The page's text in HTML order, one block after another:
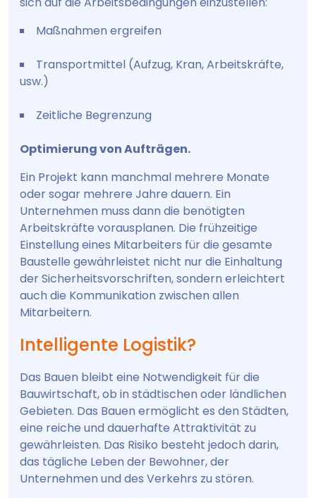
Maßnahmen ergreifen
Transportmittel (Aufzug, Kran, Arbeitskräfte,
usw.)
Zeitliche Begrenzung
Optimierung von Aufträgen.
Ein Projekt kann manchmal mehrere Monate
oder sogar mehrere Jahre dauern. Ein
Unternehmen muss dann die benötigten
Arbeitskräfte vorausplanen. Die frühzeitige
Einstellung eines Mitarbeiters für die gesamte
Baustelle gewährleistet nicht nur die Einhaltung
der Sicherheitsvorschriften, sondern erleichtert
auch die Kommunikation zwischen allen
Mitarbeitern.
Intelligente Logistik?
Das Bauen bleibt eine Notwendigkeit für die
Bauwirtschaft, ob in städtischen oder ländlichen
Gebieten. Das Bauen ermöglicht es den Städten,
eine reiche und dauerhafte Attraktivität zu
gewährleisten. Das Risiko besteht jedoch darin,
das tägliche Leben der Bewohner, der
Unternehmen und des Verkehrs zu stören.